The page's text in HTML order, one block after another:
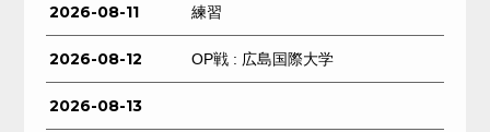
2026-08-11 練習
2026-08-12 OP戦 : 広島国際大学
2026-08-13